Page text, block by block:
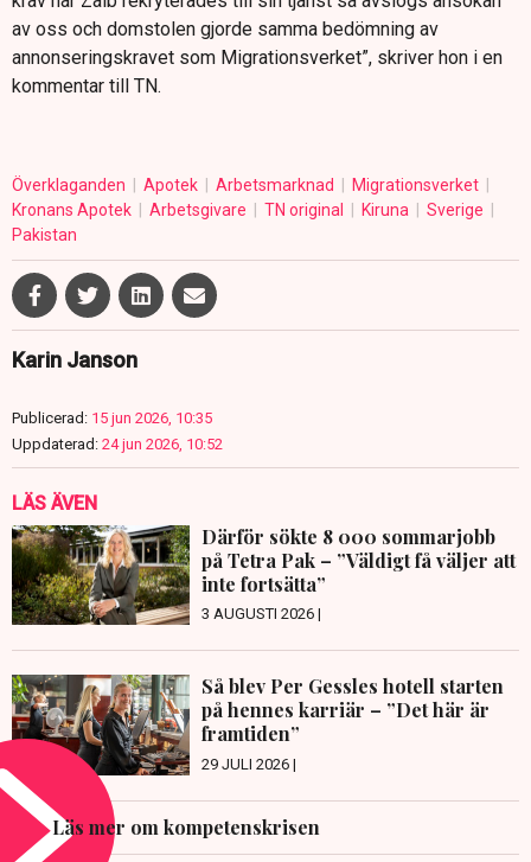
av oss och domstolen gjorde samma bedömning av
annonseringskravet som Migrationsverket”, skriver hon i en
kommentar till TN.
Överklaganden Apotek Arbetsmarknad
Migrationsverket
Kronans Apotek
Arbetsgivare TN original Kiruna
Sverige
Pakistan
Karin Janson
Publicerad: 15 jun 2026, 10:35
Uppdaterad: 24 jun 2026, 10:52
LÄS ÄVEN
Därför sökte 8 000 sommarjobb
på Tetra Pak – ”Väldigt få väljer att
inte fortsätta”
3 AUGUSTI 2026 |
Så blev Per Gessles hotell starten
på hennes karriär – ”Det här är
framtiden”
29 JULI 2026 |
Läs mer om kompetenskrisen